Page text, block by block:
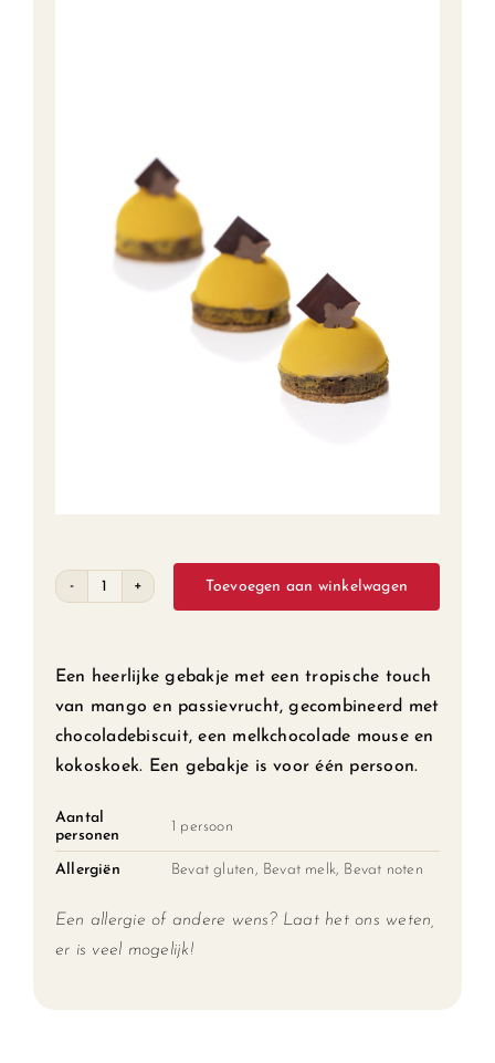
Mango
Toevoegen aan winkelwagen
Een heerlijke gebakje met een tropische touch
van mango en passievrucht, gecombineerd met
chocoladebiscuit, een melkchocolade mouse en
kokoskoek. Een gebakje is voor één persoon.
Aantal
personen
1 persoon
Allergiën Bevat gluten, Bevat melk, Bevat noten
Een allergie of andere wens? Laat het ons weten,
er is veel mogelijk!